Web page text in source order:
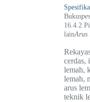
Buku
16.4.2
lainArus
cerdas,
lemah,
lemah,
arus
teknik